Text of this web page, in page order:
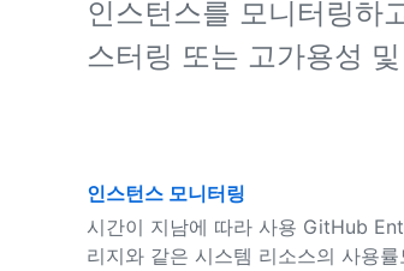
인스턴스를 모니터링하
스터링 또는 고가용성
인스턴스 모니터링
시간이 지남에 따라 사용 GitHub
리지와 같은 시스템 리소스의 사용